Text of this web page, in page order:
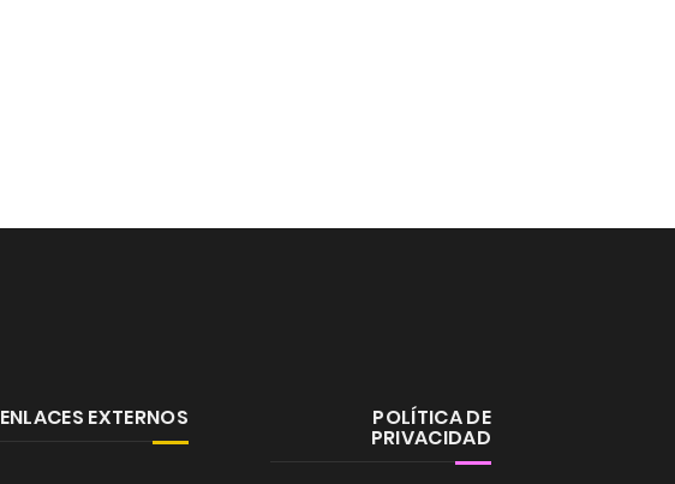
ENLACES EXTERNOS POLÍTICA DE
PRIVACIDAD